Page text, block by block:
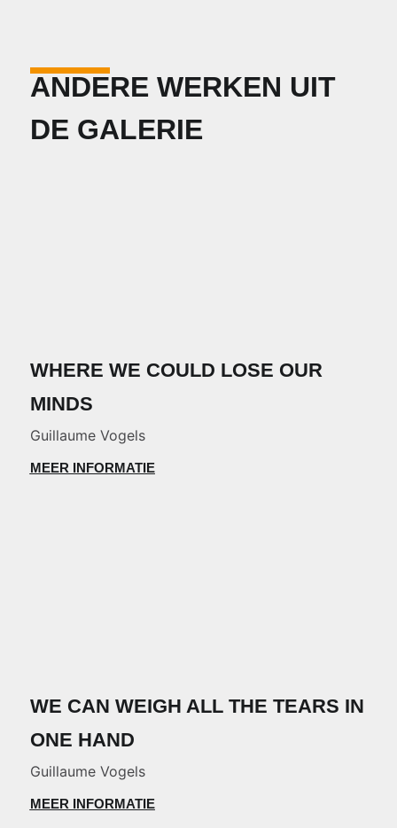
ANDERE WERKEN UIT
DE GALERIE
WHERE WE COULD LOSE OUR
MINDS
Guillaume Vogels
MEER INFORMATIE
WE CAN WEIGH ALL THE TEARS IN
ONE HAND
Guillaume Vogels
MEER INFORMATIE